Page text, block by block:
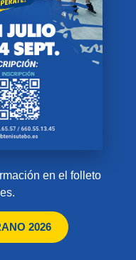
en el folleto
2026